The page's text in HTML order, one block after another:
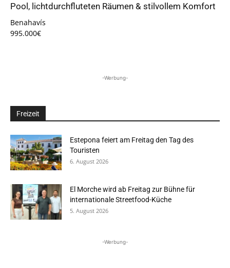
Pool, lichtdurchfluteten Räumen & stilvollem Komfort
Benahavís
995.000€
-Werbung-
Freizeit
Estepona feiert am Freitag den Tag des
Touristen
6. August 2026
El Morche wird ab Freitag zur Bühne für
internationale Streetfood-Küche
5. August 2026
-Werbung-